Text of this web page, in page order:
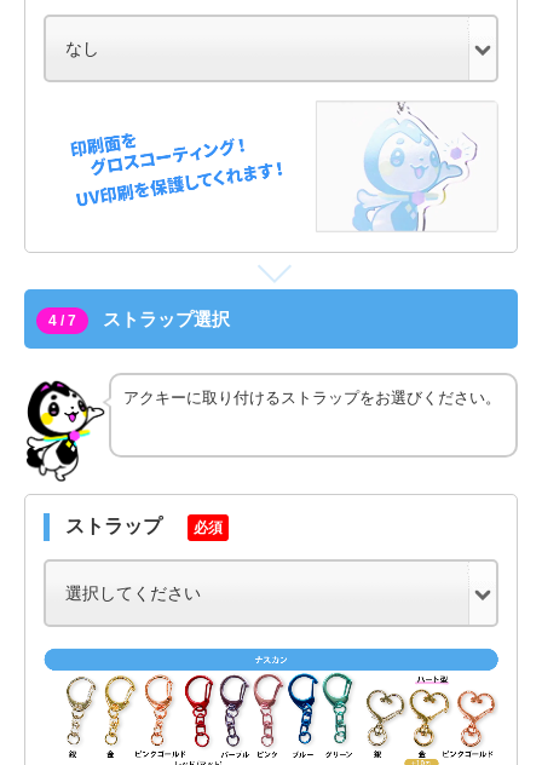
4 / 7 ストラップ選択
アクキーに取り付けるストラップをお選びください。
ストラップ 必須